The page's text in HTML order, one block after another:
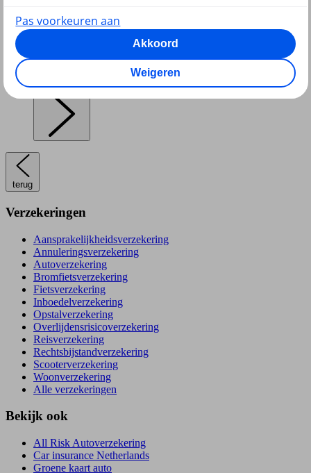
Hypotheek
terug
Verzekeringen
Aansprakelijkheidsverzekering
Annuleringsverzekering
Autoverzekering
Bromfietsverzekering
Fietsverzekering
Inboedelverzekering
Opstalverzekering
Overlijdensrisicoverzekering
Reisverzekering
Rechtsbijstandverzekering
Scooterverzekering
Woonverzekering
Alle verzekeringen
Bekijk ook
All Risk Autoverzekering
Car insurance Netherlands
Groene kaart auto
Pas voorkeuren aan
Akkoord
Weigeren